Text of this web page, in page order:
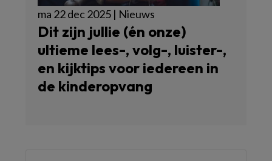
ma 22 dec 2025 | Nieuws
Dit zijn jullie (én onze)
ultieme lees-, volg-, luister-,
en kijktips voor iedereen in
de kinderopvang